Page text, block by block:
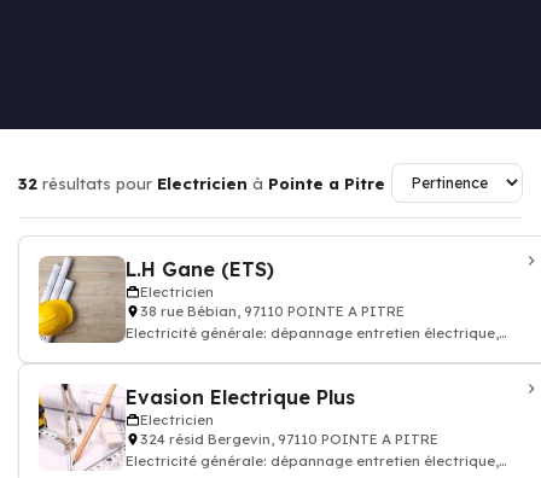
32 résultats pour Electricien à Pointe a Pitre
L.H Gane (ETS)
Electricien
38 rue Bébian, 97110 POINTE A PITRE
Electricité générale: dépannage entretien électrique,
Evasion Electrique Plus
Electricien
324 résid Bergevin, 97110 POINTE A PITRE
Electricité générale: dépannage entretien électrique,